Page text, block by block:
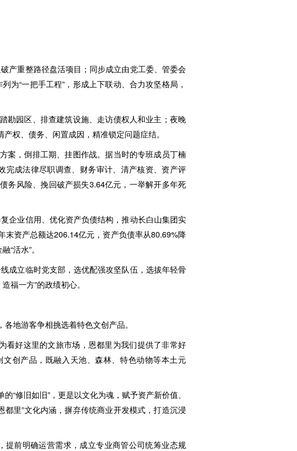
产重整路径盘活项目；同步成立由党工委、管委会
为“一把手工程”，形成上下联动、合力攻坚格局，
勘园区、排查建筑设施、走访债权人和业主；夜晚
权、债务、闲置成因，精准锁定问题症结。
案，倒排工期、挂图作战。据当时的专班成员丁楠
完成法律尽职调查、财务审计、清产核资、资产评
务风险、挽回破产损失3.64亿元，一举解开多年死
企业信用、优化资产负债结构，推动长白山集团实
末资产总额达206.14亿元，资产负债率从80.69%降
活水”。
成立临时党支部，选优配强攻坚队伍，选拔年轻骨
福一方”的政绩初心。
地游客争相挑选着特色文创产品。
看好这里的文旅市场，恩都里为我们提供了非常好
创产品，既融入天池、森林、特色动物等本土元
“修旧如旧”，更是以文化为魂，赋予资产新价值、
里”文化内涵，摒弃传统商业开发模式，打造沉浸
前明确运营需求，成立专业商管公司统筹业态规